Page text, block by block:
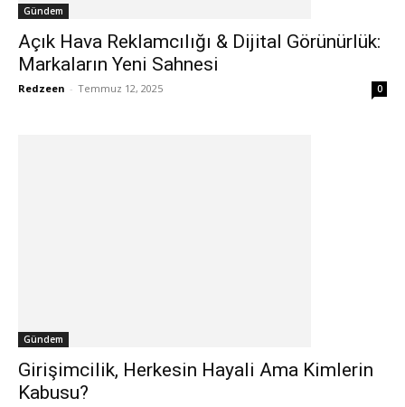
Gündem
Açık Hava Reklamcılığı & Dijital Görünürlük:
Markaların Yeni Sahnesi
Redzeen - Temmuz 12, 2025 0
Gündem
Girişimcilik, Herkesin Hayali Ama Kimlerin
Kabusu?